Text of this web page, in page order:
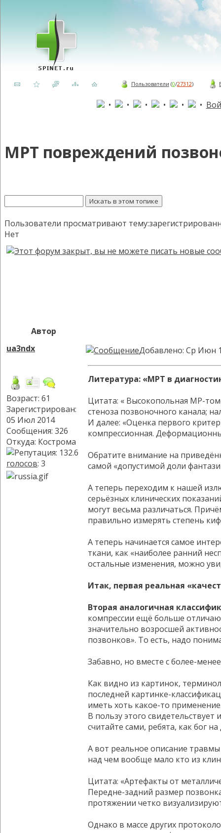
Пользователи (0/27312)
• • • • • •
МРТ повреждений
Пользователи просматривают
Нет
Автор
ua3ndx
Возраст: 61
Зарегистрирован:
05 Июл 2014
Сообщения: 326
Откуда: Кострома
голосов: 3
Добавлено: Ср Июн
Литература: «МРТ в
Цитата: « Высокопольная МР-
стеноза позвоночного канала;
И далее: «Оценка первого
компрессионная.
Обратите внимание на
самой «допустимой доли
А теперь переходим к нашей
серьёзных клинических
могут весьма различаться.
правильно измерять степень
А теперь начинается самое
ткани, как «наиболее ранний
остальные изменения, можно
Итак, первая реальная
Вторая аналогичная
компрессии ещё больше
значительно возросшей
позвонков». То есть, надо
Забавно, но вместе с более-
Как видно из картинок,
последней картинке-
иметь хоть какое-то
В пользу этого
считайте сами, ребята, как бог
А вот реальное описание
над чем вообще мало кто из
Цитата: «Артефакты от
Передне-задний размер
протяжении четко
Однако в массе других